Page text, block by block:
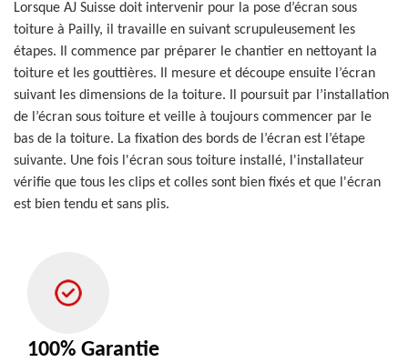
Lorsque AJ Suisse doit intervenir pour la pose d’écran sous
toiture à Pailly, il travaille en suivant scrupuleusement les
étapes. Il commence par préparer le chantier en nettoyant la
toiture et les gouttières. Il mesure et découpe ensuite l’écran
suivant les dimensions de la toiture. Il poursuit par l’installation
de l’écran sous toiture et veille à toujours commencer par le
bas de la toiture. La fixation des bords de l’écran est l’étape
suivante. Une fois l'écran sous toiture installé, l'installateur
vérifie que tous les clips et colles sont bien fixés et que l'écran
est bien tendu et sans plis.
100% Garantie